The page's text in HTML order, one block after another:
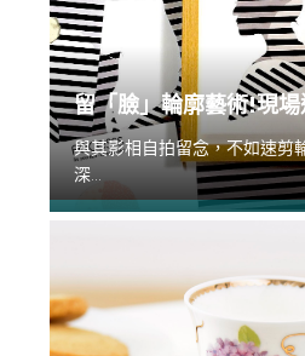
留「臉」輪廓藝術!現
與其影相自拍留念，不如速剪
深...